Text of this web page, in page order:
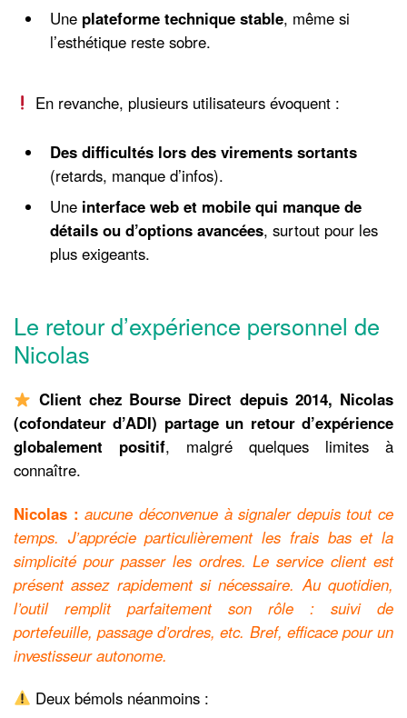
Une plateforme technique stable, même si
l’esthétique reste sobre.
En revanche, plusieurs utilisateurs évoquent :
Des difficultés lors des virements sortants
(retards, manque d’infos).
Une interface web et mobile qui manque de
détails ou d’options avancées, surtout pour les
plus exigeants.
Le retour d’expérience personnel de
Nicolas
Client chez Bourse Direct depuis 2014, Nicolas
(cofondateur d’ADI) partage un retour d’expérience
globalement positif, malgré quelques limites à
connaître.
Nicolas : aucune déconvenue à signaler depuis tout ce
temps. J’apprécie particulièrement les frais bas et la
simplicité pour passer les ordres. Le service client est
présent assez rapidement si nécessaire. Au quotidien,
l’outil remplit parfaitement son rôle : suivi de
portefeuille, passage d’ordres, etc. Bref, efficace pour un
investisseur autonome.
Deux bémols néanmoins :